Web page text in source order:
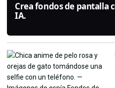
Crea fondos de pantalla
IA.